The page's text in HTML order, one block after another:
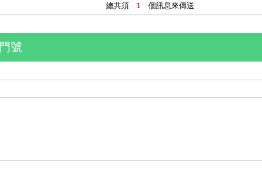
總共須
個訊息來傳送
號